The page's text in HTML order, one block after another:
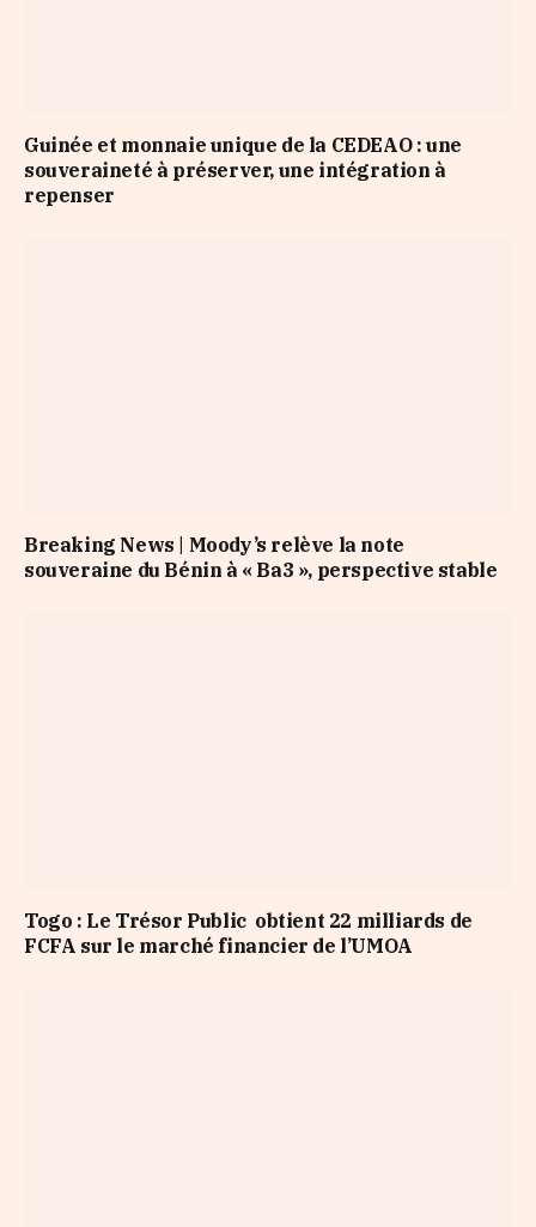
Guinée et monnaie unique de la CEDEAO : une
souveraineté à préserver, une intégration à
repenser
Breaking News | Moody’s relève la note
souveraine du Bénin à « Ba3 », perspective stable
Togo : Le Trésor Public obtient 22 milliards de
FCFA sur le marché financier de l’UMOA